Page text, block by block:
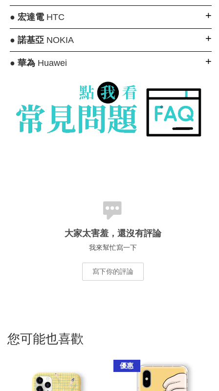
● 宏達電HTC
● 諾基亞NOKIA
● 華為Huawei
大家太害羞，還沒有評論
我來幫忙寫一下
寫下你的評論
您可能也喜歡
優惠